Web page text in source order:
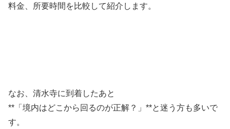
料金、所要時間を比較して紹介します。
なお、清水寺に到着したあと
**「境内はどこから回るのが正解？」**と迷う方も多いで
す。